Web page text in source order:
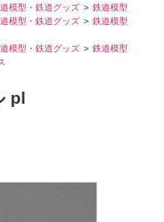
模型・鉄道グッズ
鉄道模型
模型・鉄道グッズ
鉄道模型
模型・鉄道グッズ
鉄道模型
pl